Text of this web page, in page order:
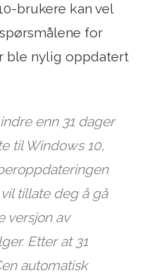
brukere kan vel
for
ble nylig oppdatert
enn 31 dager
til Windows 10,
tillate deg å gå
versjon av
Etter at 31
automatisk